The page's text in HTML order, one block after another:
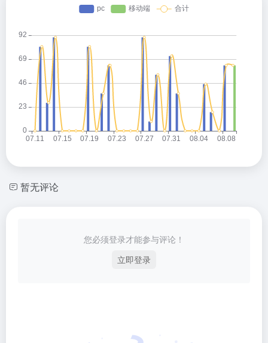
暂无评论
您必须登录才能参与评论！
立即登录